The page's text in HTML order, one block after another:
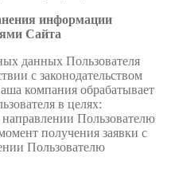
информации
Сайта
данных Пользователя
с законодательством
компания обрабатывает
в целях:
Пользователю
получения заявки с
Пользователю